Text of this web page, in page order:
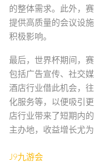
的整体需求。此外，
提供高质量的会议设
积极影响。
最后，世界杯期间，
包括广告宣传、社交
酒店行业借此机会，
化服务等，以便吸引
店行业带来了短期内
主办地，收益增长尤为
J9九游会